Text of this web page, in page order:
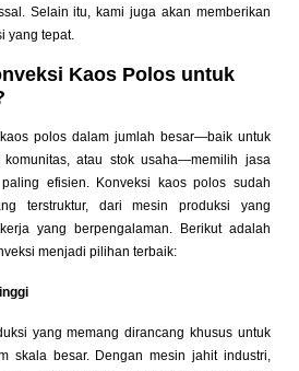
Selain itu, kami juga akan memberikan
yang tepat.
Kaos Polos untuk
polos dalam jumlah besar—baik untuk
komunitas, atau stok usaha—memilih jasa
efisien. Konveksi kaos polos sudah
terstruktur, dari mesin produksi yang
yang berpengalaman. Berikut adalah
menjadi pilihan terbaik:
yang memang dirancang khusus untuk
skala besar. Dengan mesin jahit industri,